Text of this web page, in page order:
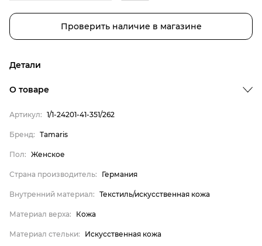
Проверить наличие в магазине
Детали
Внутренний материал
Материал верха
Материал стельки
О товаре
Артикул: 1/1-24201-41-351/262
Бренд: Tamaris
Пол: Женское
Страна производитель: Германия
Внутренний материал: Текстиль/искусственная кожа
Материал верха: Кожа
Материал стельки: Искусственная кожа